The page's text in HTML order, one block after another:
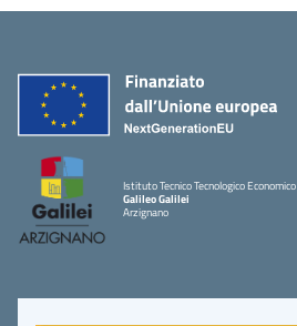
Istituto Tecnico Tecnologico Economico
Galileo Galilei
Arzignano